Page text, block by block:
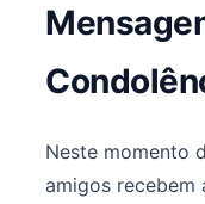
Neste momento
amigos recebem